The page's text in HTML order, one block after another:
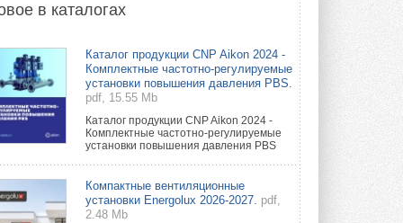
в каталогах
Каталог продукции CNP Aikon 2024 -
Комплектные частотно-регулируемые
установки повышения давления PBS.
pdf, 15.55 Mb
Каталог продукции CNP Aikon 2024 -
Комплектные частотно-регулируемые
установки повышения давления PBS
Компактные вентиляционные
установки Energolux 2026-2027. pdf,
2.48 Mb